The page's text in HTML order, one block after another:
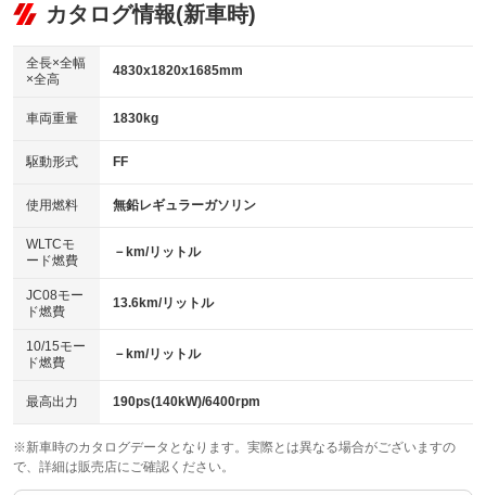
リフトアップ
：装備なし
：装備なし
パワーウィンドウ
アイドリングストップ
：装備あり
USB入力端子
：装備あり
100V電源
：装備なし
センターデフロック
：装備なし
電動格納ミラー
：装備あり
ビジュアル：-／DVD再生
：装備あり
：装備あり
革シート
キーレス
HID(キセノンライト)
：装備なし
バックカメラ
：装備あり
エアロ
：装備なし
：装備なし
パワーシート
ベンチシート
：装備なし
チップアップシート
：装備なし
：装備なし ：装備なし
ウォークスルー
：装備あり
カタログ情報(新車時)
全長×全幅
×全高
4830x1820x1685mm
車両重量 1830kg
駆動形式 FF
使用燃料 無鉛レギュラーガソリン
WLTCモ
ード燃費
－km/リットル
JC08モー
ド燃費
13.6km/リットル
10/15モー
ド燃費
－km/リットル
最高出力 190ps(140kW)/6400rpm
※新車時のカタログデータとなります。実際とは異なる場合がございますの
で、詳細は販売店にご確認ください。